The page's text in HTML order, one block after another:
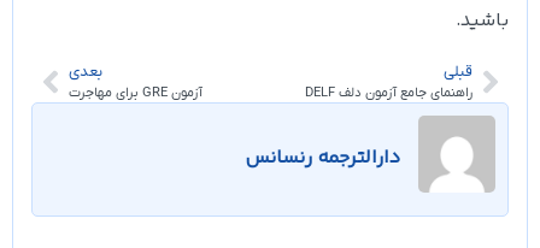
باشید.
قبلی
راهنمای جامع آزمون دلف DELF
بعدی
آزمون GRE برای مهاجرت
دارالترجمه رنسانس